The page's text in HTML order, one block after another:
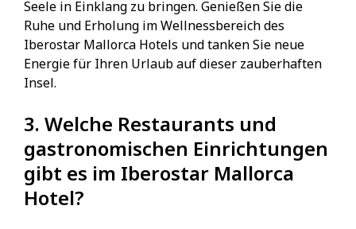
Seele in Einklang zu bringen. Genießen Sie die
Ruhe und Erholung im Wellnessbereich des
Iberostar Mallorca Hotels und tanken Sie neue
Energie für Ihren Urlaub auf dieser zauberhaften
Insel.
3. Welche Restaurants und
gastronomischen Einrichtungen
gibt es im Iberostar Mallorca
Hotel?